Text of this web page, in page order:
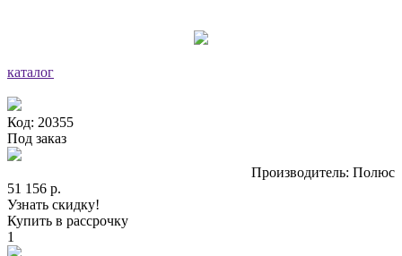
каталог
Код: 20355
Под заказ
Производитель: Полюс
51 156 р.
Узнать скидку!
Купить в рассрочку
1